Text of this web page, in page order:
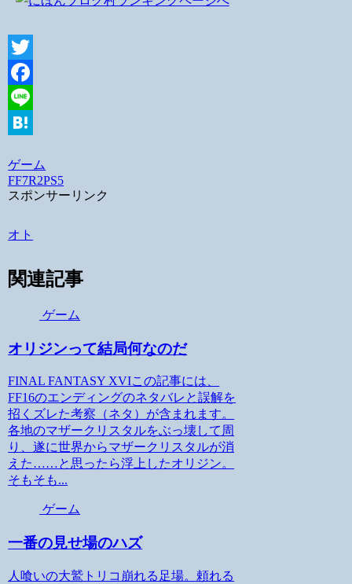
Twitter
Facebook
Line
ゲーム
FF7R2PS5
スポンサーリンク
オト
関連記事
ゲーム
オリジンって結局何なのだ
FINAL FANTASY XVIこの記事には、
FF16のエンディングのネタバレと誤解を
招くズレた考察（ネタ）が含まれます。
各地のマザークリスタルをぶっ壊して周
り、遂に世界からマザークリスタルが消
えた……と思ったら浮上したオリジン。
そもそも...
ゲーム
一番の見せ場のハズ
人喰いの大鷲トリコ崩れる足場。頼れる